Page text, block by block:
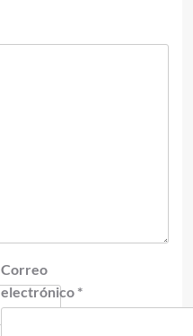
Correo
electrónico *